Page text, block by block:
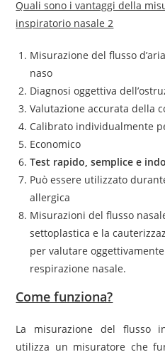
Quali sono i vantaggi della
inspiratorio nasale 2
Misurazione del flusso
naso
Diagnosi oggettiva
Valutazione accurata della
Calibrato individualmente
Economico
Test rapido, semplice e
Può essere utilizzato
allergica
Misurazioni del flusso
settoplastica e la
per valutare
respirazione nasale.
Come funziona?
La misurazione del flusso
utilizza un misuratore che